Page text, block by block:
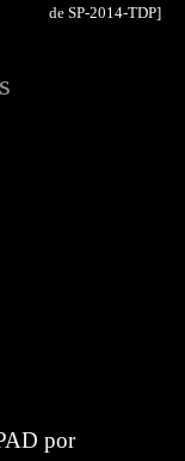
de SP-2014-TDP]
por